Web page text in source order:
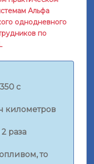
Альфа
однодневного
по
с
километров
раза
то